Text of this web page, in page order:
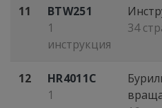
11
BTW251
1
инструкция
34
12
HR4011C
1